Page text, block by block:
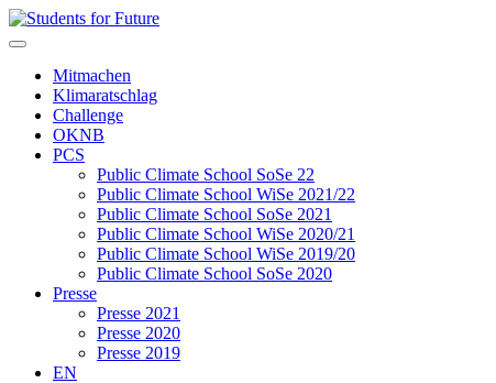
Mitmachen
Klimaratschlag
Challenge
OKNB
PCS
Public Climate School SoSe 22
Public Climate School WiSe 2021/22
Public Climate School SoSe 2021
Public Climate School WiSe 2020/21
Public Climate School WiSe 2019/20
Public Climate School SoSe 2020
Presse
Presse 2021
Presse 2020
Presse 2019
EN